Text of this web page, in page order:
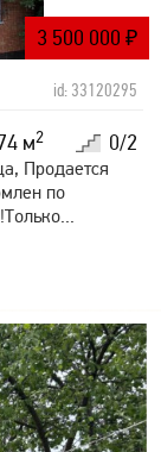
3 500 000 ₽
id: 33120295
0/2
м2
Продается
по